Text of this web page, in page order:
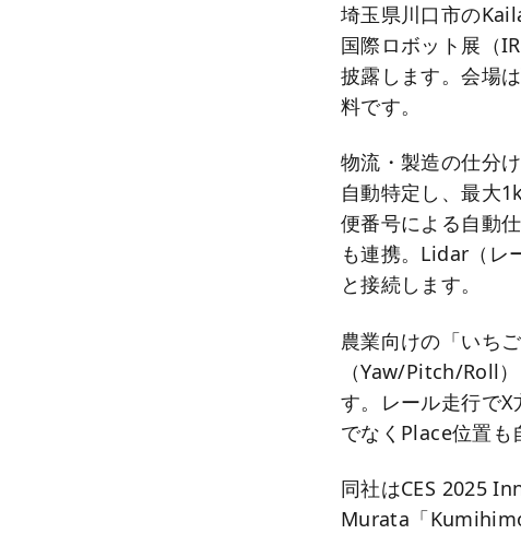
埼玉県川口市の
国際ロボット展（
披露します。会場
料です。
物流・製造の仕分
自動特定し、最大
便番号による自動
も連携。Lidar（レ
と接続します。
農業向けの「いち
（Yaw/Pitch/Roll
す。レール走行で
でなくPlace位置も
同社はCES 2025
Murata「